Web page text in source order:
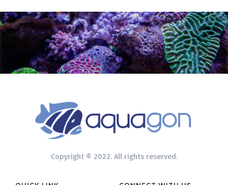
Copyright © 2022. All rights reserved.